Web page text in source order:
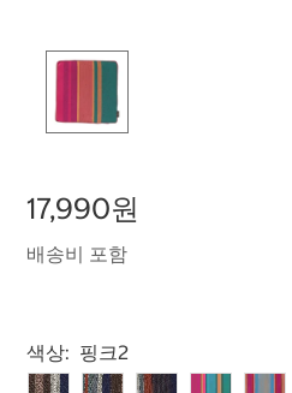
17,990원
배송비 포함
Select product
색상: 핑크2